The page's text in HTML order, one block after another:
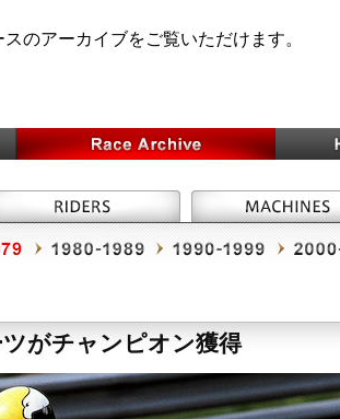
のアーカイブをご覧いただけます。
がチャンピオン獲得